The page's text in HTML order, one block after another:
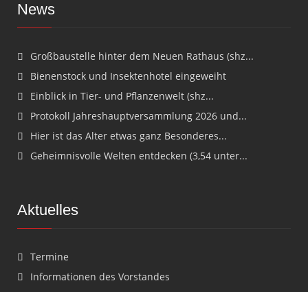
News
Großbaustelle hinter dem Neuen Rathaus (shz...
Bienenstock und Insektenhotel eingeweiht
Einblick in Tier- und Pflanzenwelt (shz...
Protokoll Jahreshauptversammlung 2026 und...
Hier ist das Alter etwas ganz Besonderes...
Geheimnisvolle Welten entdecken (3,54 unter...
Aktuelles
Termine
Informationen des Vorstandes